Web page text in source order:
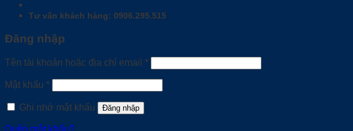
Tư vấn khách hàng: 0906.295.515
Đăng nhập
Tên tài khoản hoặc địa chỉ email *Bắt
buộc
Mật khẩu *Bắt
buộc
Ghi nhớ mật khẩu
Đăng nhập
Quên mật khẩu?